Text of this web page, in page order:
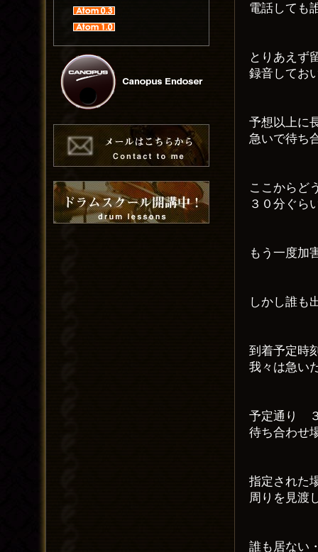
電話しても
とりあえず
録音してお
予想以上に
急いで待ち
ここからど
３０分ぐら
もう一度加
しかし誰も
到着予定時
我々は急い
予定通り
待ち合わせ
指定された
周りを見渡
誰も居ない